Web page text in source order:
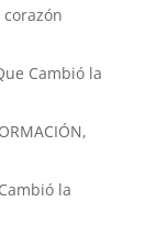
Cambió la
la